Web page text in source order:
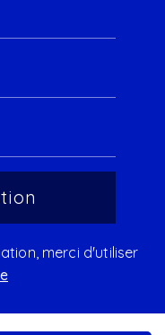
merci d'utiliser